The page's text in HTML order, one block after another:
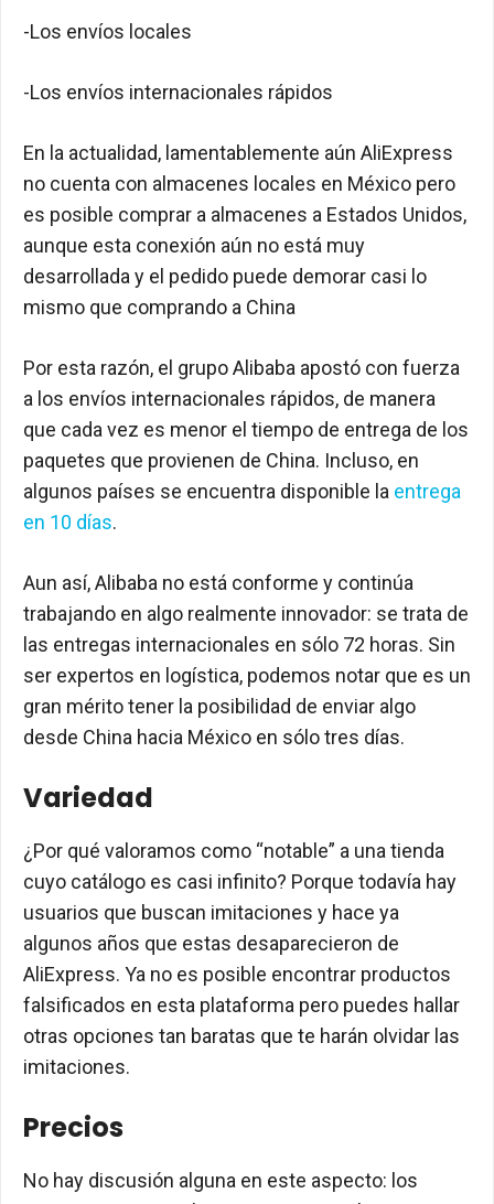
-Los envíos locales
-Los envíos internacionales rápidos
En la actualidad, lamentablemente aún AliExpress
no cuenta con almacenes locales en México pero
es posible comprar a almacenes a Estados Unidos,
aunque esta conexión aún no está muy
desarrollada y el pedido puede demorar casi lo
mismo que comprando a China
Por esta razón, el grupo Alibaba apostó con fuerza
a los envíos internacionales rápidos, de manera
que cada vez es menor el tiempo de entrega de los
paquetes que provienen de China. Incluso, en
algunos países se encuentra disponible la entrega
en 10 días.
Aun así, Alibaba no está conforme y continúa
trabajando en algo realmente innovador: se trata de
las entregas internacionales en sólo 72 horas. Sin
ser expertos en logística, podemos notar que es un
gran mérito tener la posibilidad de enviar algo
desde China hacia México en sólo tres días.
Variedad
¿Por qué valoramos como “notable” a una tienda
cuyo catálogo es casi infinito? Porque todavía hay
usuarios que buscan imitaciones y hace ya
algunos años que estas desaparecieron de
AliExpress. Ya no es posible encontrar productos
falsificados en esta plataforma pero puedes hallar
otras opciones tan baratas que te harán olvidar las
imitaciones.
Precios
No hay discusión alguna en este aspecto: los